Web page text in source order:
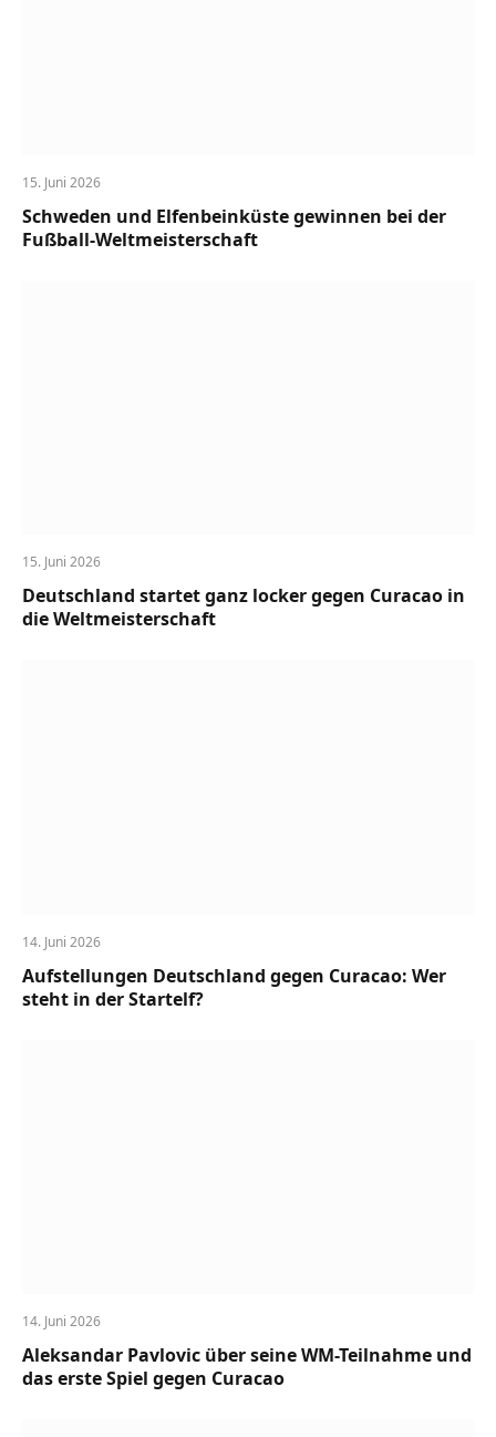
15. Juni 2026
Schweden und Elfenbeinküste gewinnen bei der
Fußball-Weltmeisterschaft
15. Juni 2026
Deutschland startet ganz locker gegen Curacao in
die Weltmeisterschaft
14. Juni 2026
Aufstellungen Deutschland gegen Curacao: Wer
steht in der Startelf?
14. Juni 2026
Aleksandar Pavlovic über seine WM-Teilnahme und
das erste Spiel gegen Curacao